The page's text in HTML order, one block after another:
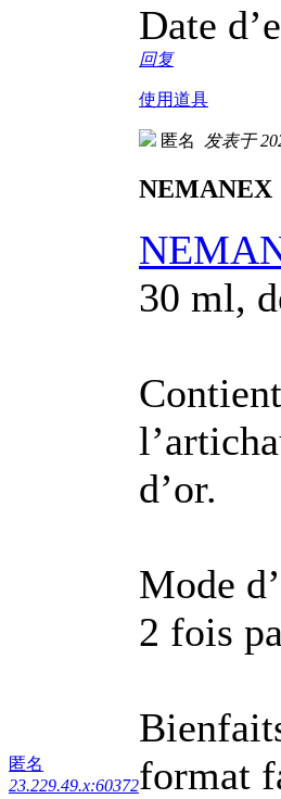
Date
回复
使用道具
匿名
23.229.49.x:60372
匿名 发表于
NEMANEX
30 ml,
d’or.
Mode
2 fois
format